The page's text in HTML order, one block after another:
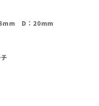
D：20mm